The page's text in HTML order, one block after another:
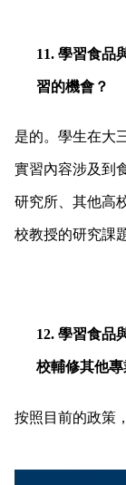
11. 學習食品
習的機會？
是的。學生在大
實習內容涉及到
研究所、其他高
校教授的研究課
12. 學習食品
校輔修其他專
按照目前的政策